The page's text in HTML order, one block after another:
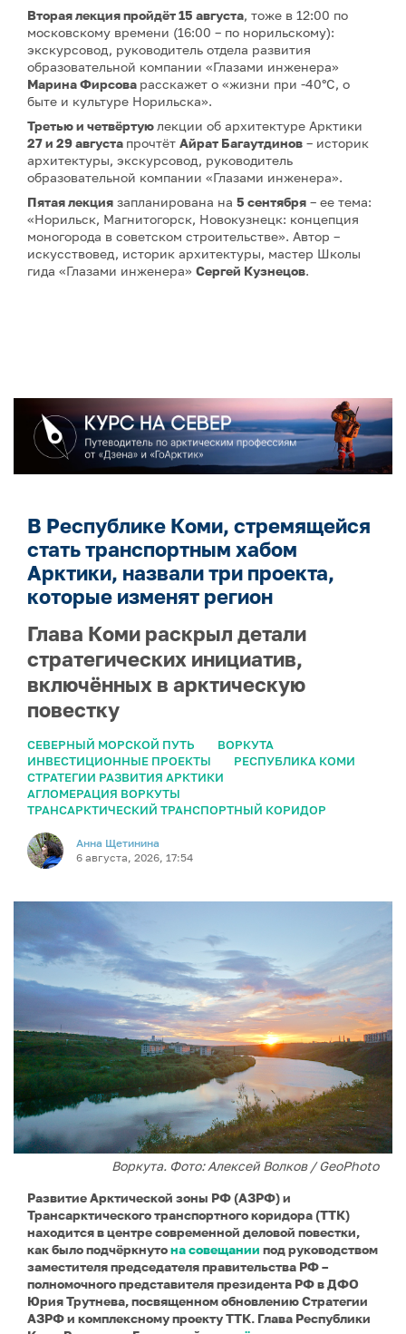
Вторая лекцияпройдёт 15 августа, тоже в 12:00 по
московскому времени (16:00 – по норильскому):
экскурсовод, руководитель отдела развития
образовательной компании «Глазами инженера»
Марина Фирсова расскажет о «жизни при -40°C, о
быте и культуре Норильска».
Третью и четвёртуюлекции об архитектуре Арктики
27 и 29 августа прочтёт Айрат Багаутдинов – историк
архитектуры, экскурсовод, руководитель
образовательной компании «Глазами инженера».
Пятая лекция запланирована на 5 сентября – ее тема:
«Норильск, Магнитогорск, Новокузнецк: концепция
моногорода в советском строительстве». Автор –
искусствовед, историк архитектуры, мастер Школы
гида «Глазами инженера» Сергей Кузнецов.
В Республике Коми, стремящейся
стать транспортным хабом
Арктики, назвали три проекта,
которые изменят регион
Глава Коми раскрыл детали
стратегических инициатив,
включённых в арктическую
повестку
СЕВЕРНЫЙ МОРСКОЙ ПУТЬ
ВОРКУТА
ИНВЕСТИЦИОННЫЕ ПРОЕКТЫ
РЕСПУБЛИКА КОМИ
СТРАТЕГИИ РАЗВИТИЯ АРКТИКИ
АГЛОМЕРАЦИЯ ВОРКУТЫ
ТРАНСАРКТИЧЕСКИЙ ТРАНСПОРТНЫЙ КОРИДОР
Анна Щетинина
6 августа, 2026, 17:54
Воркута. Фото: Алексей Волков / GeoPhoto
Развитие Арктической зоны РФ (АЗРФ) и
Трансарктического транспортного коридора (ТТК)
находится в центре современной деловой повестки,
как было подчёркнутона совещании под руководством
заместителя председателя правительства РФ –
полномочного представителя президента РФ в ДФО
Юрия Трутнева, посвященном обновлению Стратегии
АЗРФ и комплексному проекту ТТК. Глава Республики